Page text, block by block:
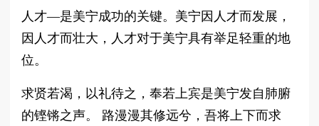
人才—是美宁成功的关键。美宁因人才而发展，
因人才而壮大，人才对于美宁具有举足轻重的地
位。
求贤若渴，以礼待之，奉若上宾是美宁发自肺腑
的铿锵之声。 路漫漫其修远兮，吾将上下而求